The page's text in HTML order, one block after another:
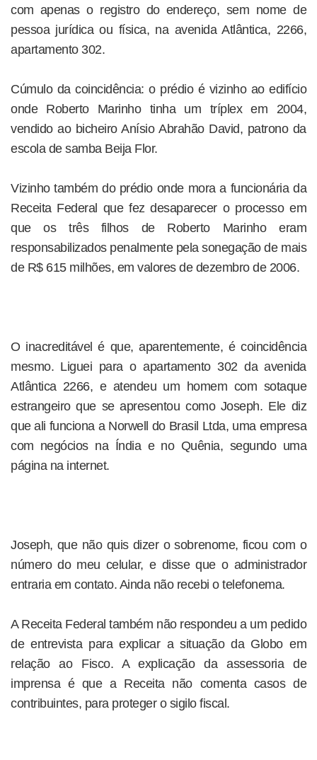
com apenas o registro do endereço, sem nome de
pessoa jurídica ou física, na avenida Atlântica, 2266,
apartamento 302.
Cúmulo da coincidência: o prédio é vizinho ao edifício
onde Roberto Marinho tinha um tríplex em 2004,
vendido ao bicheiro Anísio Abrahão David, patrono da
escola de samba Beija Flor.
Vizinho também do prédio onde mora a funcionária da
Receita Federal que fez desaparecer o processo em
que os três filhos de Roberto Marinho eram
responsabilizados penalmente pela sonegação de mais
de R$ 615 milhões, em valores de dezembro de 2006.
O inacreditável é que, aparentemente, é coincidência
mesmo. Liguei para o apartamento 302 da avenida
Atlântica 2266, e atendeu um homem com sotaque
estrangeiro que se apresentou como Joseph. Ele diz
que ali funciona a Norwell do Brasil Ltda, uma empresa
com negócios na Índia e no Quênia, segundo uma
página na internet.
Joseph, que não quis dizer o sobrenome, ficou com o
número do meu celular, e disse que o administrador
entraria em contato. Ainda não recebi o telefonema.
A Receita Federal também não respondeu a um pedido
de entrevista para explicar a situação da Globo em
relação ao Fisco. A explicação da assessoria de
imprensa é que a Receita não comenta casos de
contribuintes, para proteger o sigilo fiscal.